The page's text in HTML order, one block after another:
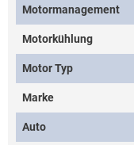
Motormanagement
Motorkühlung
Motor Typ
Marke
Auto